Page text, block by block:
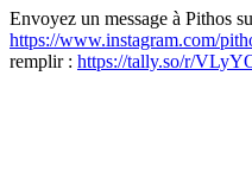
Envoyez un message à Pithos
https://www.instagram.com/
remplir : https://tally.so/r/